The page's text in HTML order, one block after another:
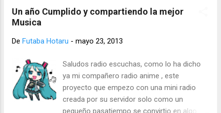
Un año Cumplido y compartiendo la mejor
Musica
De Futaba Hotaru - mayo 23, 2013
Saludos radio escuchas, como lo ha dicho
ya mi compañero radio anime , este
proyecto que empezo con una mini radio
creada por su servidor solo como un
pequeño pasatiempo se convirtio en algo